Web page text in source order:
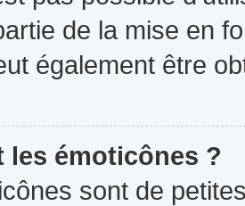
de la mise en
également être
les émoticônes ?
sont de